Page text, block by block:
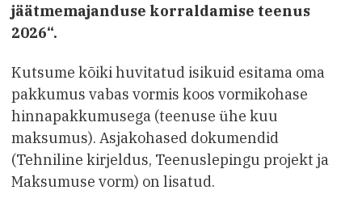
jäätmemajanduse korraldamise teenus
2026“.
Kutsume kõiki huvitatud isikuid esitama oma
pakkumus vabas vormis koos vormikohase
hinnapakkumusega (teenuse ühe kuu
maksumus). Asjakohased dokumendid
(Tehniline kirjeldus, Teenuslepingu projekt ja
Maksumuse vorm) on lisatud.